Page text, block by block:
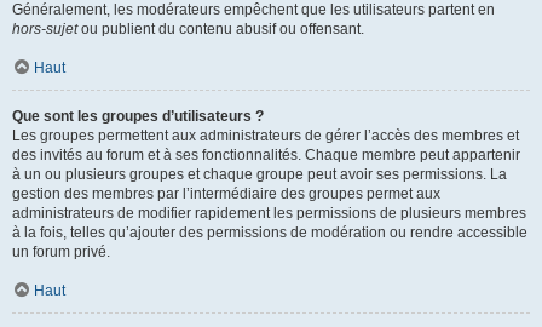
Généralement, les modérateurs empêchent que les utilisateurs partent en
hors-sujetou publient du contenu abusif ou offensant.
Haut
Que sont les groupes d’utilisateurs ?
Les groupes permettent aux administrateurs de gérer l’accès des membres et
des invités au forum et à ses fonctionnalités. Chaque membre peut appartenir
à un ou plusieurs groupes et chaque groupe peut avoir ses permissions. La
gestion des membres par l’intermédiaire des groupes permet aux
administrateurs de modifier rapidement les permissions de plusieurs membres
à la fois, telles qu’ajouter des permissions de modération ou rendre accessible
un forum privé.
Haut